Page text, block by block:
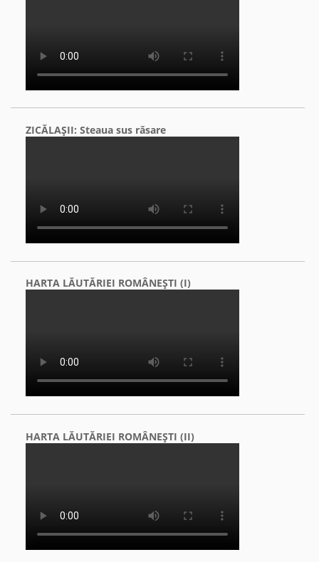
ZICĂLAŞII: Steaua sus răsare
HARTA LĂUTĂRIEI ROMÂNEŞTI (I)
HARTA LĂUTĂRIEI ROMÂNEŞTI (II)